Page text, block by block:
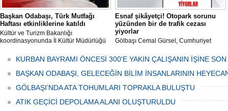
Başkan Odabaşı, Türk Mutfağı
Haftası etkinliklerine katıldı
Kültür ve Turizm Bakanlığı
koordinasyonunda İl Kültür Müdürlüğü
Haftası" etkinlikleri Ankara'da devam
ediyor.
Esnaf şikâyetçi! Otopark sorunu
yüzünden bir de trafik cezası
yiyorlar
Gölbaşı Cemal Gürsel, Cumhuriyet
bulunan esnaf ve alışverişe gelen
vatandaşlar park cezaları yüzünden
canından bezdi.
KURBAN BAYRAMI ÖNCESİ 300'E YAKIN ÇALIŞANIN İŞİNE
BAŞKAN ODABAŞI, GELECEĞİN BİLİM İNSANLARININ
GÖLBAŞI’NDA ATA TOHUMLARI TOPRAKLA BULUŞTU
ATIK GEÇİCİ DEPOLAMA ALANI OLUŞTURULDU